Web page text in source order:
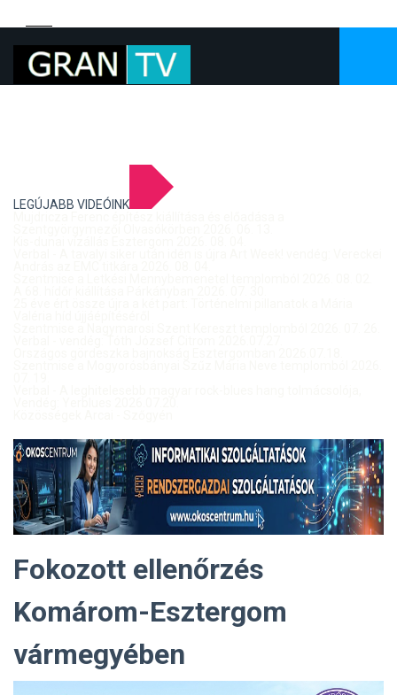
LEGÚJABB VIDEÓINK
Fokozott ellenőrzés
Komárom-Esztergom
vármegyében